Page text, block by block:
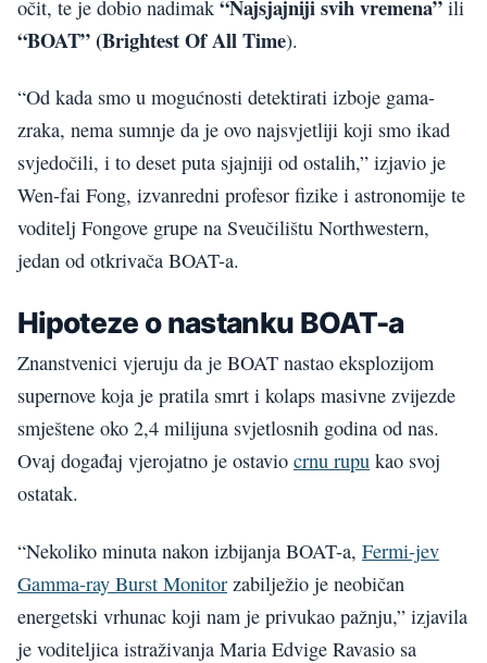
očit, te je dobio nadimak “Najsjajniji svih vremena” ili
“BOAT” (Brightest Of All Time).
“Od kada smo u mogućnosti detektirati izboje gama-
zraka, nema sumnje da je ovo najsvjetliji koji smo ikad
svjedočili, i to deset puta sjajniji od ostalih,” izjavio je
Wen-fai Fong, izvanredni profesor fizike i astronomije te
voditelj Fongove grupe na Sveučilištu Northwestern,
jedan od otkrivača BOAT-a.
Hipoteze o nastanku BOAT-a
Znanstvenici vjeruju da je BOAT nastao eksplozijom
supernove koja je pratila smrt i kolaps masivne zvijezde
smještene oko 2,4 milijuna svjetlosnih godina od nas.
Ovaj događaj vjerojatno je ostavio crnu rupu kao svoj
ostatak.
“Nekoliko minuta nakon izbijanja BOAT-a, Fermi-jev
Gamma-ray Burst Monitor zabilježio je neobičan
energetski vrhunac koji nam je privukao pažnju,” izjavila
je voditeljica istraživanja Maria Edvige Ravasio sa